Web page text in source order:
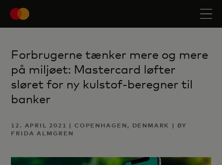
Forbrugerne tænker mere og mere
på miljøet: Mastercard løfter
sløret for ny kulstof-beregner til
banker
12. APRIL 2021 | COPENHAGEN, DENMARK | BY
FRIDA ALMGREN